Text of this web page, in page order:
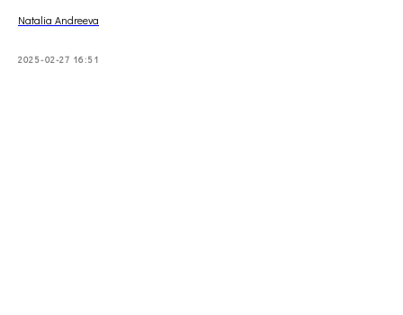
Natalia Andreeva
2025-02-27 16:51